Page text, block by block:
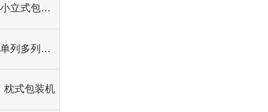
小立式包装机
单列多列式包装机
枕式包装机